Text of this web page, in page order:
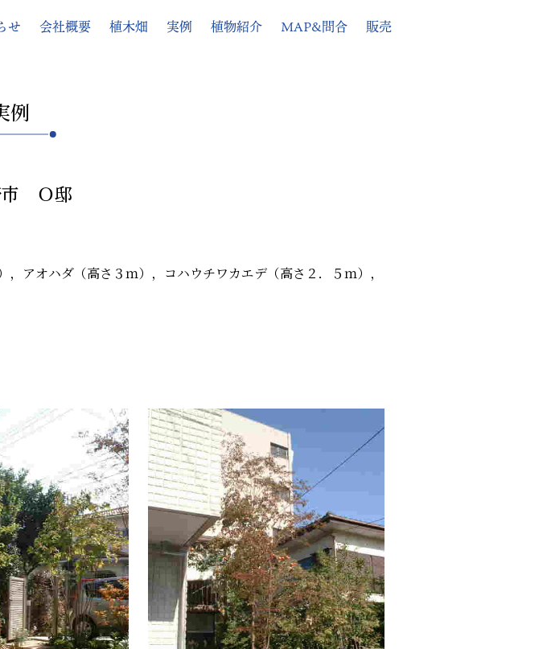
せ 会社概要 植木畑 実例 植物紹介 MAP&問合 販売
例
市 Ｏ邸
オハダ（高さ３ｍ），コハウチワカエデ（高さ２．５ｍ），